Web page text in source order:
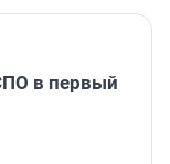
в первый